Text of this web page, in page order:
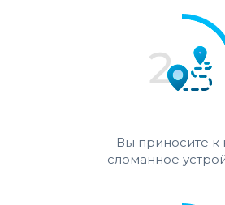
Вы приносите к
сломанное